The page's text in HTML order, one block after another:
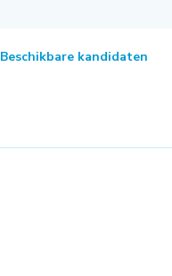
Beschikbare kandidaten